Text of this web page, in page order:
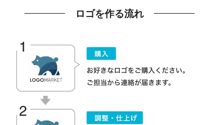
ロゴを作る流れ